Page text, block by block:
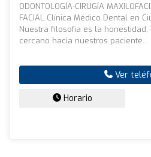
ODONTOLOGÍA-CIRUGÍA
FACIAL Clínica Médico Dental en
Nuestra filosofía es la
cercano hacia nuestros paciente...
Ver
Horario